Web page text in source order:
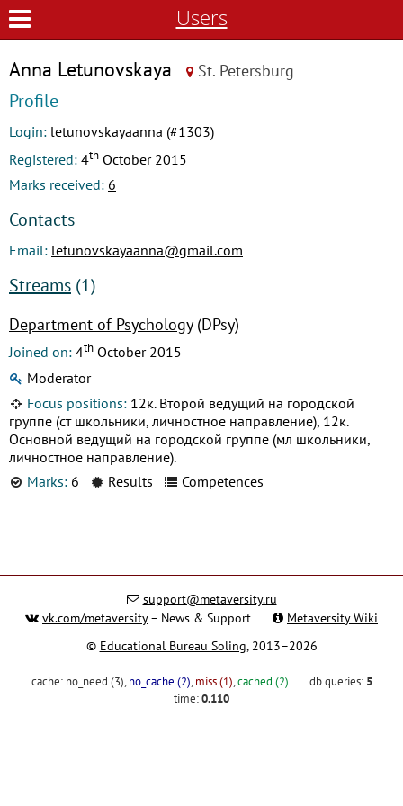
Users
Anna Letunovskaya St. Petersburg
Profile
Login: letunovskayaanna (#1303)
Registered: 4th October 2015
Marks received: 6
Contacts
Email: letunovskayaanna@gmail.com
Streams (1)
Department of Psychology(DPsy)
Joined on: 4th October 2015
Moderator
Focus positions: 12к. Второй ведущий на городской
группе (ст школьники, личностное направление), 12к.
Основной ведущий на городской группе (мл школьники,
личностное направление).
Marks: 6 Results Competences
support@metaversity.ru
vk.com/metaversity– News & Support
Metaversity Wiki
© Educational Bureau Soling, 2013–2026
cache: no_need (3), no_cache (2), miss (1),cached (2) db queries: 5
time:0.110